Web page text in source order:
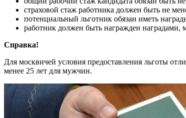
страховой стаж работника должен быть не
потенциальный льготник обязан иметь
работник должен быть награжден
Справка!
Для москвичей условия предоставления льготы
менее 25 лет для мужчин.